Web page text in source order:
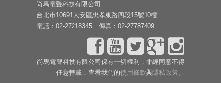
尚馬電聲科技有限公司
台北市10691大安區忠孝東路四段15號10樓
電話：02-27218345 傳真：02-27787409
尚馬電聲科技有限公司保有一切權利，非經同意不得
任意轉載，查看我們的使用條款與隱私政策。